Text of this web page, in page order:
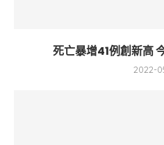
死亡暴增41例創新高
2022-